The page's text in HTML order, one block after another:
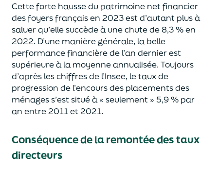
Cette forte haussedu patrimoine net financier
des foyers françaisen 2023est d’autant plus à
saluer qu’elle succèdeà une chute de 8,3 % en
2022. D’une manière générale, labelle
performancefinancièrede l’an dernierest
supérieure à la moyenneannualisée. Toujours
d’après les chiffres de l’Insee, le taux de
progression de l’encoursdes placements des
ménages s’est situé à « seulement » 5,9 % par
an entre 2011 et 2021.
Conséquence de la remontée des taux
directeurs